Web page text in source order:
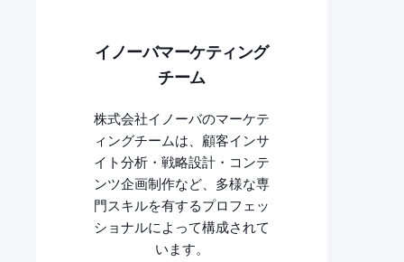
イノーバマーケティング
チーム
株式会社イノーバのマーケテ
ィングチームは、顧客インサ
イト分析・戦略設計・コンテ
ンツ企画制作など、多様な専
門スキルを有するプロフェッ
ショナルによって構成されて
います。